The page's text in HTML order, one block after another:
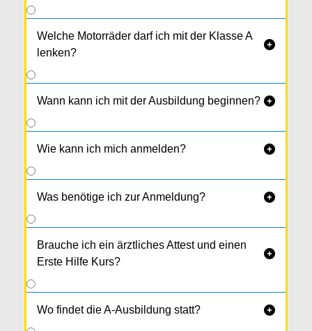
Welche Motorräder darf ich mit der Klasse A
lenken?

Wann kann ich mit der Ausbildung beginnen? 
Wie kann ich mich anmelden? 
Was benötige ich zur Anmeldung? 
Brauche ich ein ärztliches Attest und einen
Erste Hilfe Kurs?

Wo findet die A-Ausbildung statt? 